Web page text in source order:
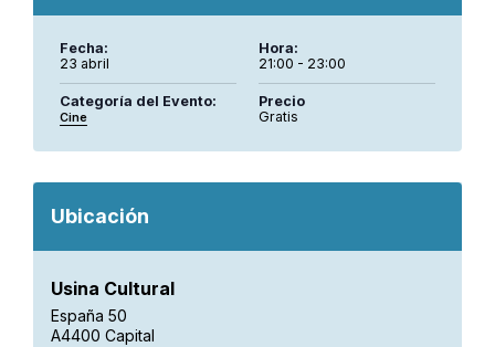
Fecha:
23 abril
Hora:
21:00 - 23:00
Categoría del Evento:
Cine
Precio
Gratis
Ubicación
Usina Cultural
España 50
A4400 Capital